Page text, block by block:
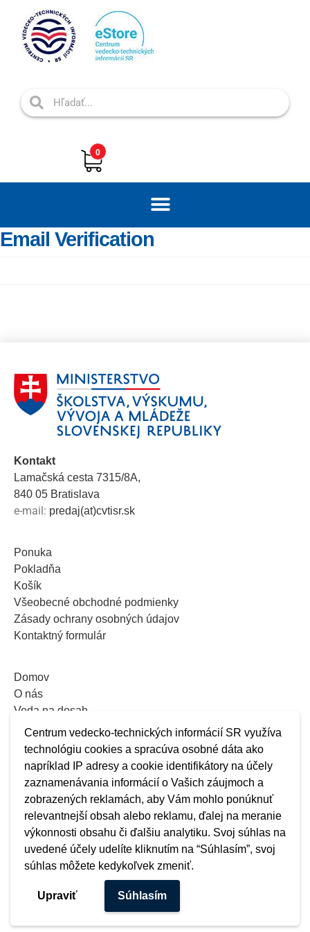
Centrum vedecko-technických informácií SR využíva
technológiu cookies a spracúva osobné dáta ako
napríklad IP adresy a cookie identifikátory na účely
zaznamenávania informácií o Vašich záujmoch a
zobrazených reklamách, aby Vám mohlo ponúknuť
relevantnejší obsah alebo reklamu, ďalej na meranie
výkonnosti obsahu či ďalšiu analytiku. Svoj súhlas na
uvedené účely udelíte kliknutím na “Súhlasím”, svoj
súhlas môžete kedykoľvek zmeniť.
Upraviť Súhlasím
0
Email Verification
Kontakt
Lamačská cesta 7315/8A,
840 05 Bratislava
e-mail: predaj(at)cvtisr.sk
Ponuka
Pokladňa
Košík
Všeobecné obchodné podmienky
Zásady ochrany osobných údajov
Kontaktný formulár
Domov
O nás
Veda na dosah
Zoznam akcií
Prihlásiť sa
Registrácia